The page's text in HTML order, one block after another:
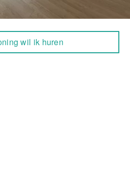
wil ik huren